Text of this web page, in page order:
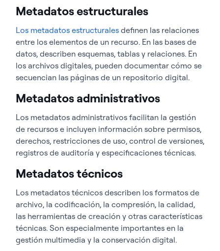
Metadatos estructurales
Los metadatos estructurales definen las relaciones
entre los elementos de un recurso. En las bases de
datos, describen esquemas, tablas y relaciones. En
los archivos digitales, pueden documentar cómo se
secuencian las páginas de un repositorio digital.
Metadatos administrativos
Los metadatos administrativos facilitan la gestión
de recursos e incluyen información sobre permisos,
derechos, restricciones de uso, control de versiones,
registros de auditoría y especificaciones técnicas.
Metadatos técnicos
Los metadatos técnicos describen los formatos de
archivo, la codificación, la compresión, la calidad,
las herramientas de creación y otras características
técnicas. Son especialmente importantes en la
gestión multimedia y la conservación digital.